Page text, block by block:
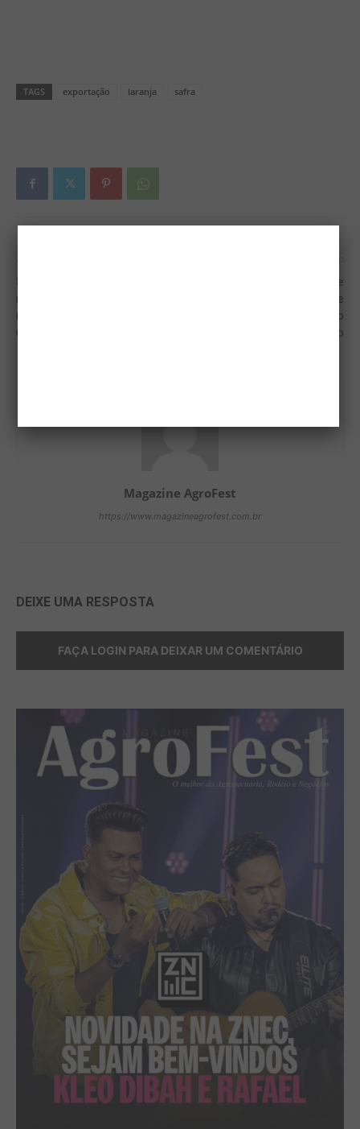
TAGS exportação laranja safra
Setor de Cunicultura da Fazu
recebe equipamento que
monitora temperatura e
umidade
Relatório de Sustentabilidade
2019 do inpEV reflete
evolução do Sistema Campo
Limpo
Magazine AgroFest
https://www.magazineagrofest.com.br
DEIXE UMA RESPOSTA
FAÇA LOGIN PARA DEIXAR UM COMENTÁRIO